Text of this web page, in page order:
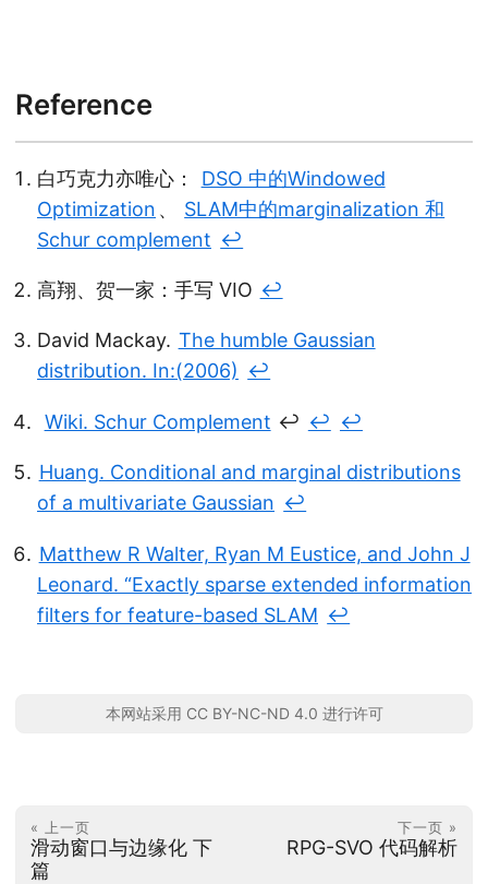
Reference
白巧克力亦唯心：
DSO 中的Windowed
Optimization 、
SLAM中的marginalization 和
Schur complement ↩︎
高翔、贺一家：手写 VIO ↩︎
David Mackay. The humble Gaussian
distribution. In:(2006) ↩︎
Wiki. Schur Complement ↩ ↩︎ ↩︎
Huang. Conditional and marginal distributions
of a multivariate Gaussian ↩︎
Matthew R Walter, Ryan M Eustice, and John J
Leonard. “Exactly sparse extended information
filters for feature-based SLAM ↩︎
本网站采用 CC BY-NC-ND 4.0 进行许可
« 上一页
滑动窗口与边缘化 下
篇
下一页 »
RPG-SVO 代码解析